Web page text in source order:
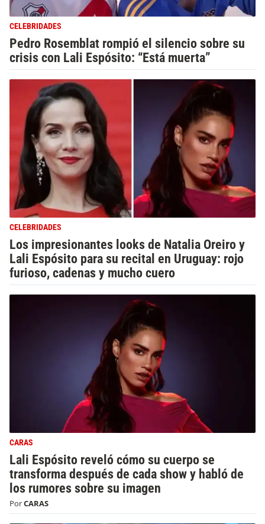
CELEBRIDADES
Pedro Rosemblat rompió el silencio sobre su
crisis con Lali Espósito: “Está muerta”
CELEBRIDADES
Los impresionantes looks de Natalia Oreiro y
Lali Espósito para su recital en Uruguay: rojo
furioso, cadenas y mucho cuero
CARAS
Lali Espósito reveló cómo su cuerpo se
transforma después de cada show y habló de
los rumores sobre su imagen
PorCARAS